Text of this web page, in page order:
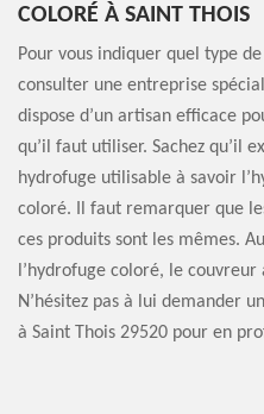
COLORÉ À SAINT THOIS
Pour vous indiquer quel type
consulter une entreprise
dispose d’un artisan efficace
qu’il faut utiliser. Sachez qu’il
hydrofuge utilisable à savoir
coloré. Il faut remarquer que
ces produits sont les mêmes.
l’hydrofuge coloré, le
N’hésitez pas à lui demander
à Saint Thois 29520 pour en